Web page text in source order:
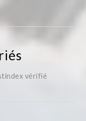
vérifié